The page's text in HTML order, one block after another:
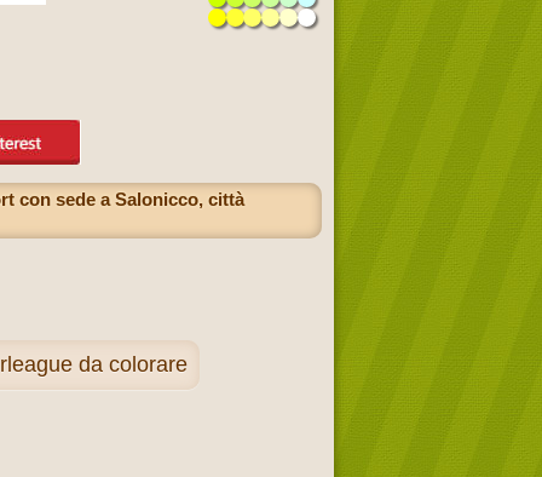
con sede a Salonicco, città
da colorare